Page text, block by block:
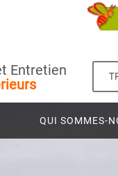
Entretien
QUI SOMMES-